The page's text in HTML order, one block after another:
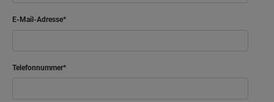
E-Mail-Adresse
Telefonnummer